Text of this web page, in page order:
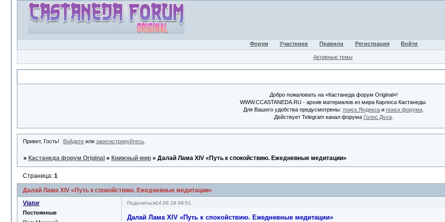
Форум Участники Правила Регистрация Войти
Активные темы
Добро пожаловать на «Кастанеда форум Original»!
WWW.CCASTANEDA.RU - архив материалов из мира Карлоса Кастанеды.
Для Вашего удобства предусмотрены:поиск Яндекса ипоиск форума
Действует Telegram канал форума Голос Духа.
Привет, Гость! Войдите илизарегистрируйтесь
» Кастанеда форум Original » Книжный мир » Далай Лама XIV «Путь к спокойствию. Ежедневные медитации»
Далай Лама XIV «Путь к спокойствию. Ежедневные медитации»
Страница: 1
Поделиться14.06.18 09:51
Viator
Постоянные
Далай Лама XIV «Путь к спокойствию. Ежедневные медитации»